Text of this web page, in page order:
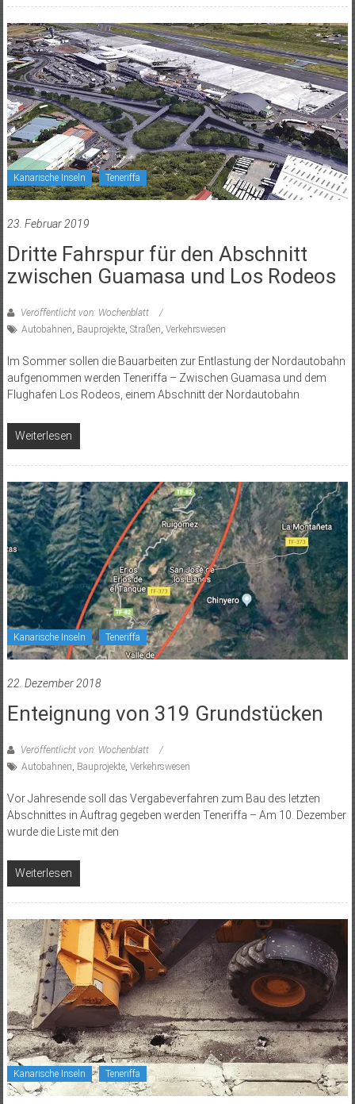
Kanarische Inseln Teneriffa
23. Februar 2019
Dritte Fahrspur für den Abschnitt
zwischen Guamasa und Los Rodeos
Veröffentlicht von: Wochenblatt
Autobahnen, Bauprojekte, Straßen, Verkehrswesen
Im Sommer sollen die Bauarbeiten zur Entlastung der Nordautobahn
aufgenommen werden Teneriffa – Zwischen Guamasa und dem
Flughafen Los Rodeos, einem Abschnitt der Nordautobahn
Weiterlesen
Kanarische Inseln Teneriffa
22. Dezember 2018
Enteignung von 319 Grundstücken
Veröffentlicht von: Wochenblatt
Autobahnen, Bauprojekte, Verkehrswesen
Vor Jahresende soll das Vergabeverfahren zum Bau des letzten
Abschnittes in Auftrag gegeben werden Teneriffa – Am 10. Dezember
wurde die Liste mit den
Weiterlesen
Kanarische Inseln Teneriffa